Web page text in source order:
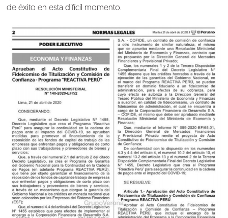
de éxito en esta difícil momento.